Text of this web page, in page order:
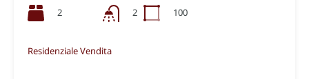
2
2
100
Residenziale Vendita